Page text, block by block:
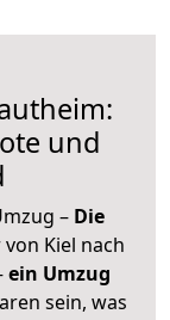
und
– Die
Kiel nach
ein Umzug
sein, was